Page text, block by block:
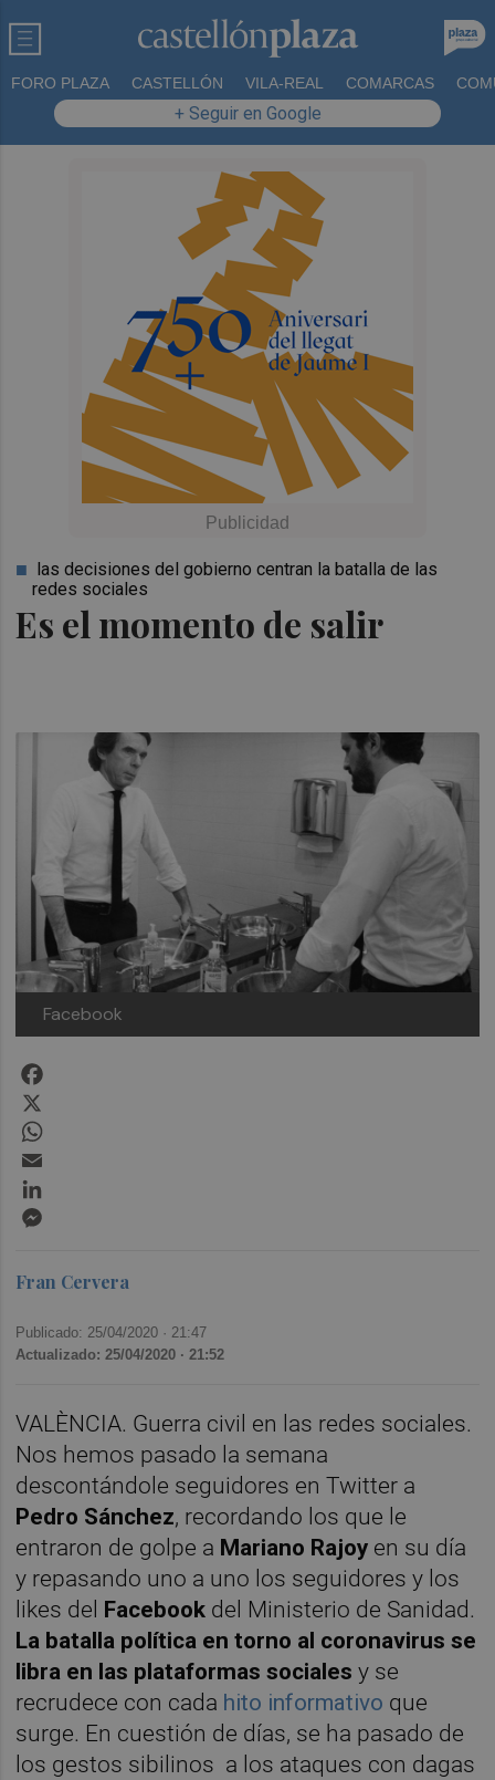
FORO PLAZA CASTELLÓN VILA-REAL COMARCAS
+ Seguir en Google
Es el momento de salir
las decisiones del gobierno centran la batalla de las
redes sociales
Facebook
Fran Cervera
Publicado: 25/04/2020 · 21:47
Actualizado: 25/04/2020 · 21:52
VALÈNCIA. Guerra civil en las redes sociales.
Nos hemos pasado la semana
descontándole seguidores en Twitter a
Pedro Sánchez, recordando los que le
entraron de golpe a Mariano Rajoy en su día
y repasando uno a uno los seguidores y los
likes del Facebook del Ministerio de Sanidad.
La batalla política en torno al coronavirus se
libra en las plataformas sociales y se
recrudece con cada hito informativo que
surge. En cuestión de días, se ha pasado de
los gestos sibilinos a los ataques con dagas